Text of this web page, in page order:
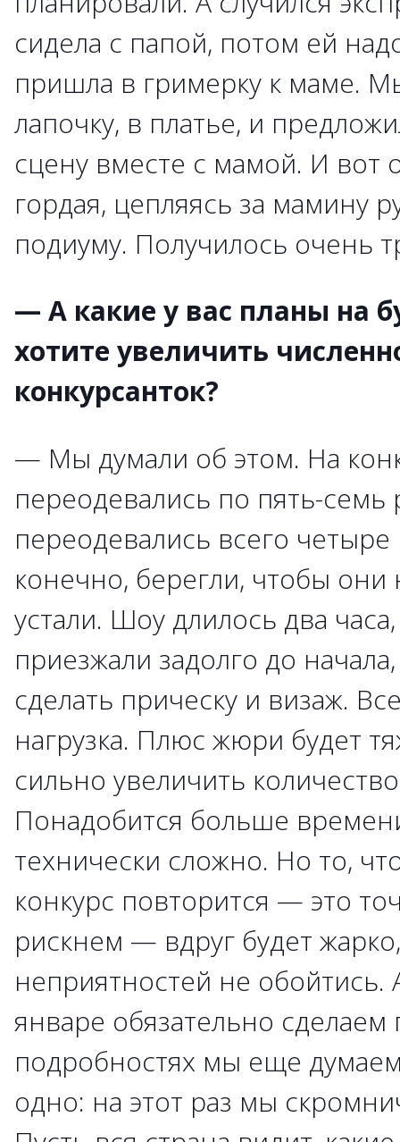
сидела с папой, потом ей
пришла в гримерку к маме.
лапочку, в платье, и
сцену вместе с мамой. И вот
гордая, цепляясь за мамину
подиуму. Получилось очень
— А какие у вас планы на
хотите увеличить
конкурсанток?
— Мы думали об этом. На
переодевались по пять-
переодевались всего
конечно, берегли, чтобы они
устали. Шоу длилось два
приезжали задолго до
сделать прическу и визаж.
нагрузка. Плюс жюри будет
сильно увеличить
Понадобится больше
технически сложно. Но то,
конкурс повторится — это
рискнем — вдруг будет
неприятностей не
январе обязательно сделаем
подробностях мы еще
одно: на этот раз мы